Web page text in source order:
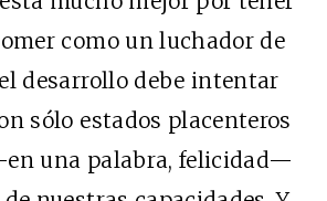
como un luchador de
desarrollo debe intentar
sólo estados placenteros
una palabra, felicidad—